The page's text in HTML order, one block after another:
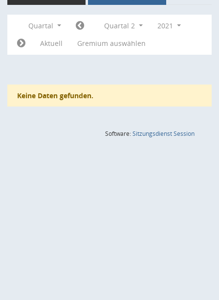
Quartal Quartal 2
2021
Aktuell
Gremium auswählen
Keine Daten gefunden.
Software:SitzungsdienstSession(Wird in